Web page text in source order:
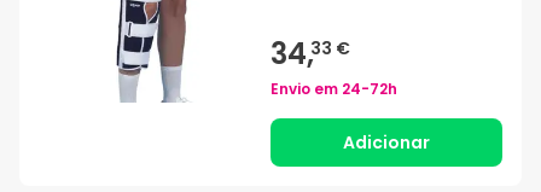
34,33 €
Envio em 24-72h
Adicionar